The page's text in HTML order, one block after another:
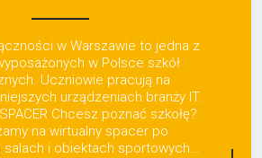
w Warszawie to jedna z
w Polsce szkół
Uczniowie pracują na
urządzeniach branży IT.
Chcesz poznać szkołę?
na wirtualny spacer po
salach i obiektach sportowych...